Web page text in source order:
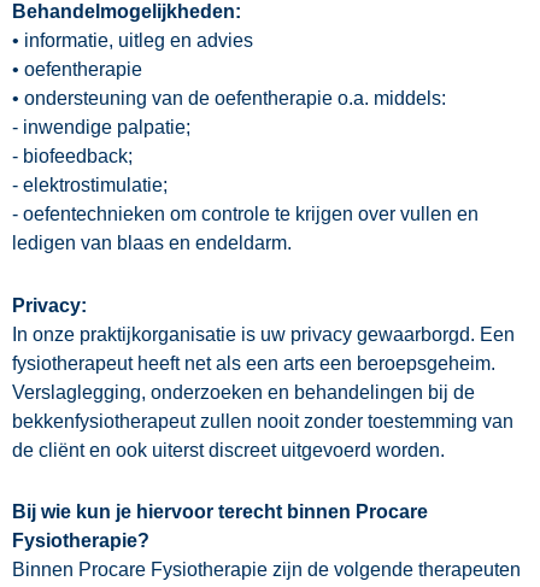
Behandelmogelijkheden:
• informatie, uitleg en advies
• oefentherapie
• ondersteuning van de oefentherapie o.a. middels:
- inwendige palpatie;
- biofeedback;
- elektrostimulatie;
- oefentechnieken om controle te krijgen over vullen en
ledigen van blaas en endeldarm.
Privacy:
In onze praktijkorganisatie is uw privacy gewaarborgd. Een
fysiotherapeut heeft net als een arts een beroepsgeheim.
Verslaglegging, onderzoeken en behandelingen bij de
bekkenfysiotherapeut zullen nooit zonder toestemming van
de cliënt en ook uiterst discreet uitgevoerd worden.
Bij wie kun je hiervoor terecht binnen Procare
Fysiotherapie?
Binnen Procare Fysiotherapie zijn de volgende therapeuten